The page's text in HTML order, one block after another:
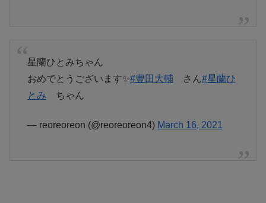
星蘭ひとみちゃん
おめでとうございます✨#豊田大輔 さん#星蘭ひ
とみ ちゃん
— reoreoreon (@reoreoreon4) March 16, 2021